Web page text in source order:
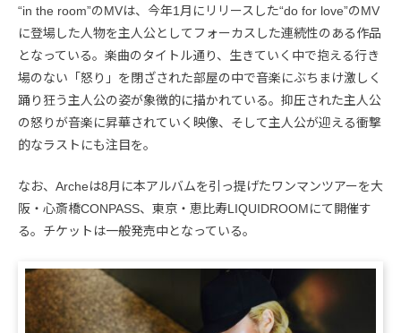
“in the room”のMVは、今年1月にリリースした“do for love”のMV
に登場した人物を主人公としてフォーカスした連続性のある作品
となっている。楽曲のタイトル通り、生きていく中で抱える行き
場のない「怒り」を閉ざされた部屋の中で音楽にぶちまけ激しく
踊り狂う主人公の姿が象徴的に描かれている。抑圧された主人公
の怒りが音楽に昇華されていく映像、そして主人公が迎える衝撃
的なラストにも注目を。
なお、Archeは8月に本アルバムを引っ提げたワンマンツアーを大
阪・心斎橋CONPASS、東京・恵比寿LIQUIDROOMにて開催す
る。チケットは一般発売中となっている。